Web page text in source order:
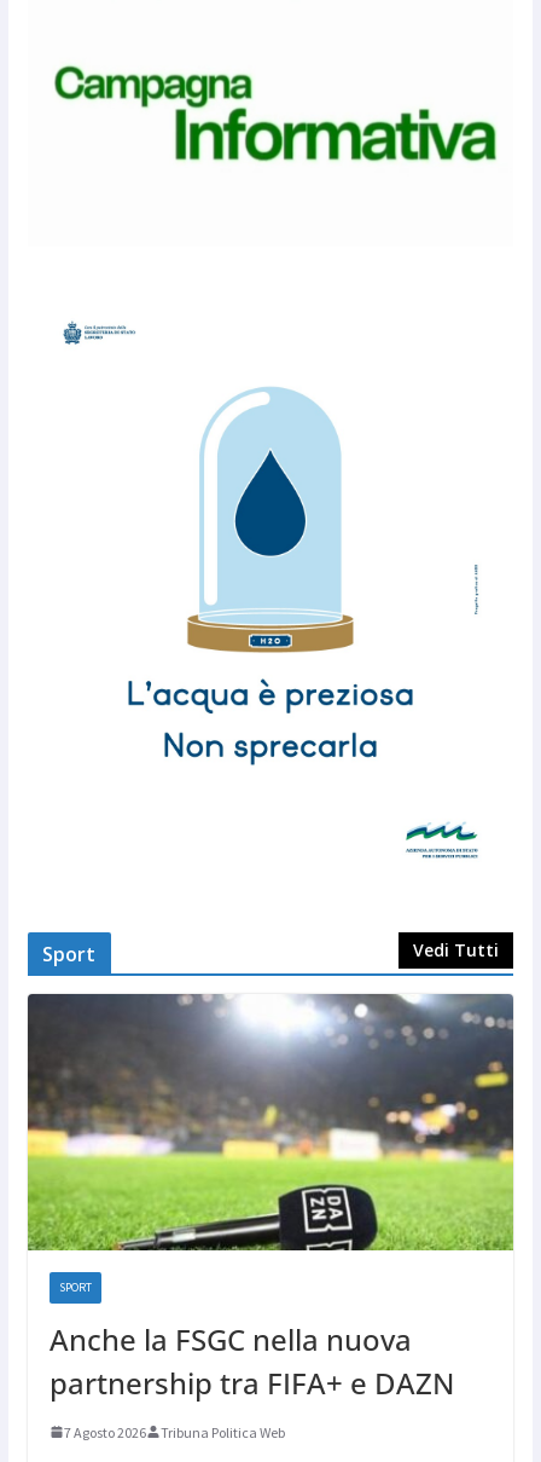
Sport Vedi Tutti
SPORT
Anche la FSGC nella nuova
partnership tra FIFA+ e DAZN
7 Agosto 2026 Tribuna Politica Web